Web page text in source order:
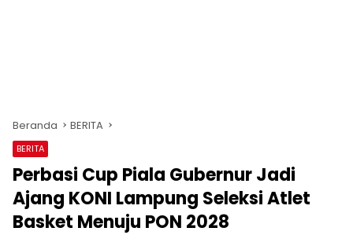
Beranda BERITA
BERITA
Perbasi Cup Piala Gubernur Jadi
Ajang KONI Lampung Seleksi Atlet
Basket Menuju PON 2028